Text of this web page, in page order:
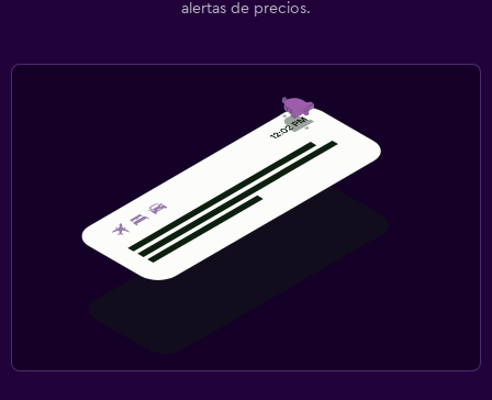
alertas de precios.